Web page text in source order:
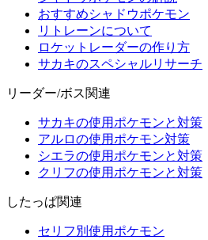
おすすめシャドウポケモン
リトレーンについて
ロケットレーダーの作り方
サカキのスペシャルリサーチ
リーダー/ボス関連
サカキの使用ポケモンと対策
アルロの使用ポケモン対策
シエラの使用ポケモンと対策
クリフの使用ポケモンと対策
したっぱ関連
セリフ別使用ポケモン